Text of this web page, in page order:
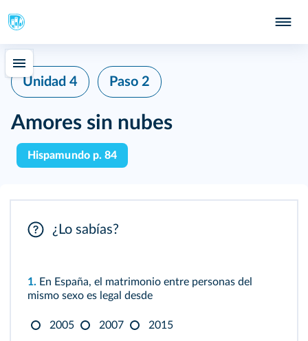
Unidad 4 Paso 2
Amores sin nubes
Hispamundo p. 84
¿Lo sabías?
1. En España, el matrimonio entre personas del
mismo sexo es legal desde
2005 2007 2015